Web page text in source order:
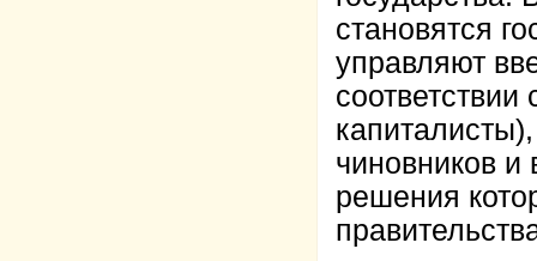
становятся
управляют
чиновников и
решения